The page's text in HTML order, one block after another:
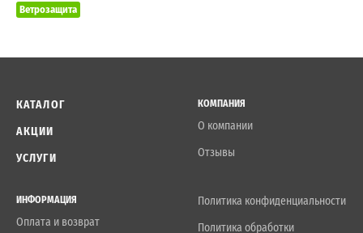
Ветрозащита
КАТАЛОГ
АКЦИИ
УСЛУГИ
КОМПАНИЯ
О компании
Отзывы
ИНФОРМАЦИЯ
Оплата и возврат
Политика конфиденциальности
Политика обработки